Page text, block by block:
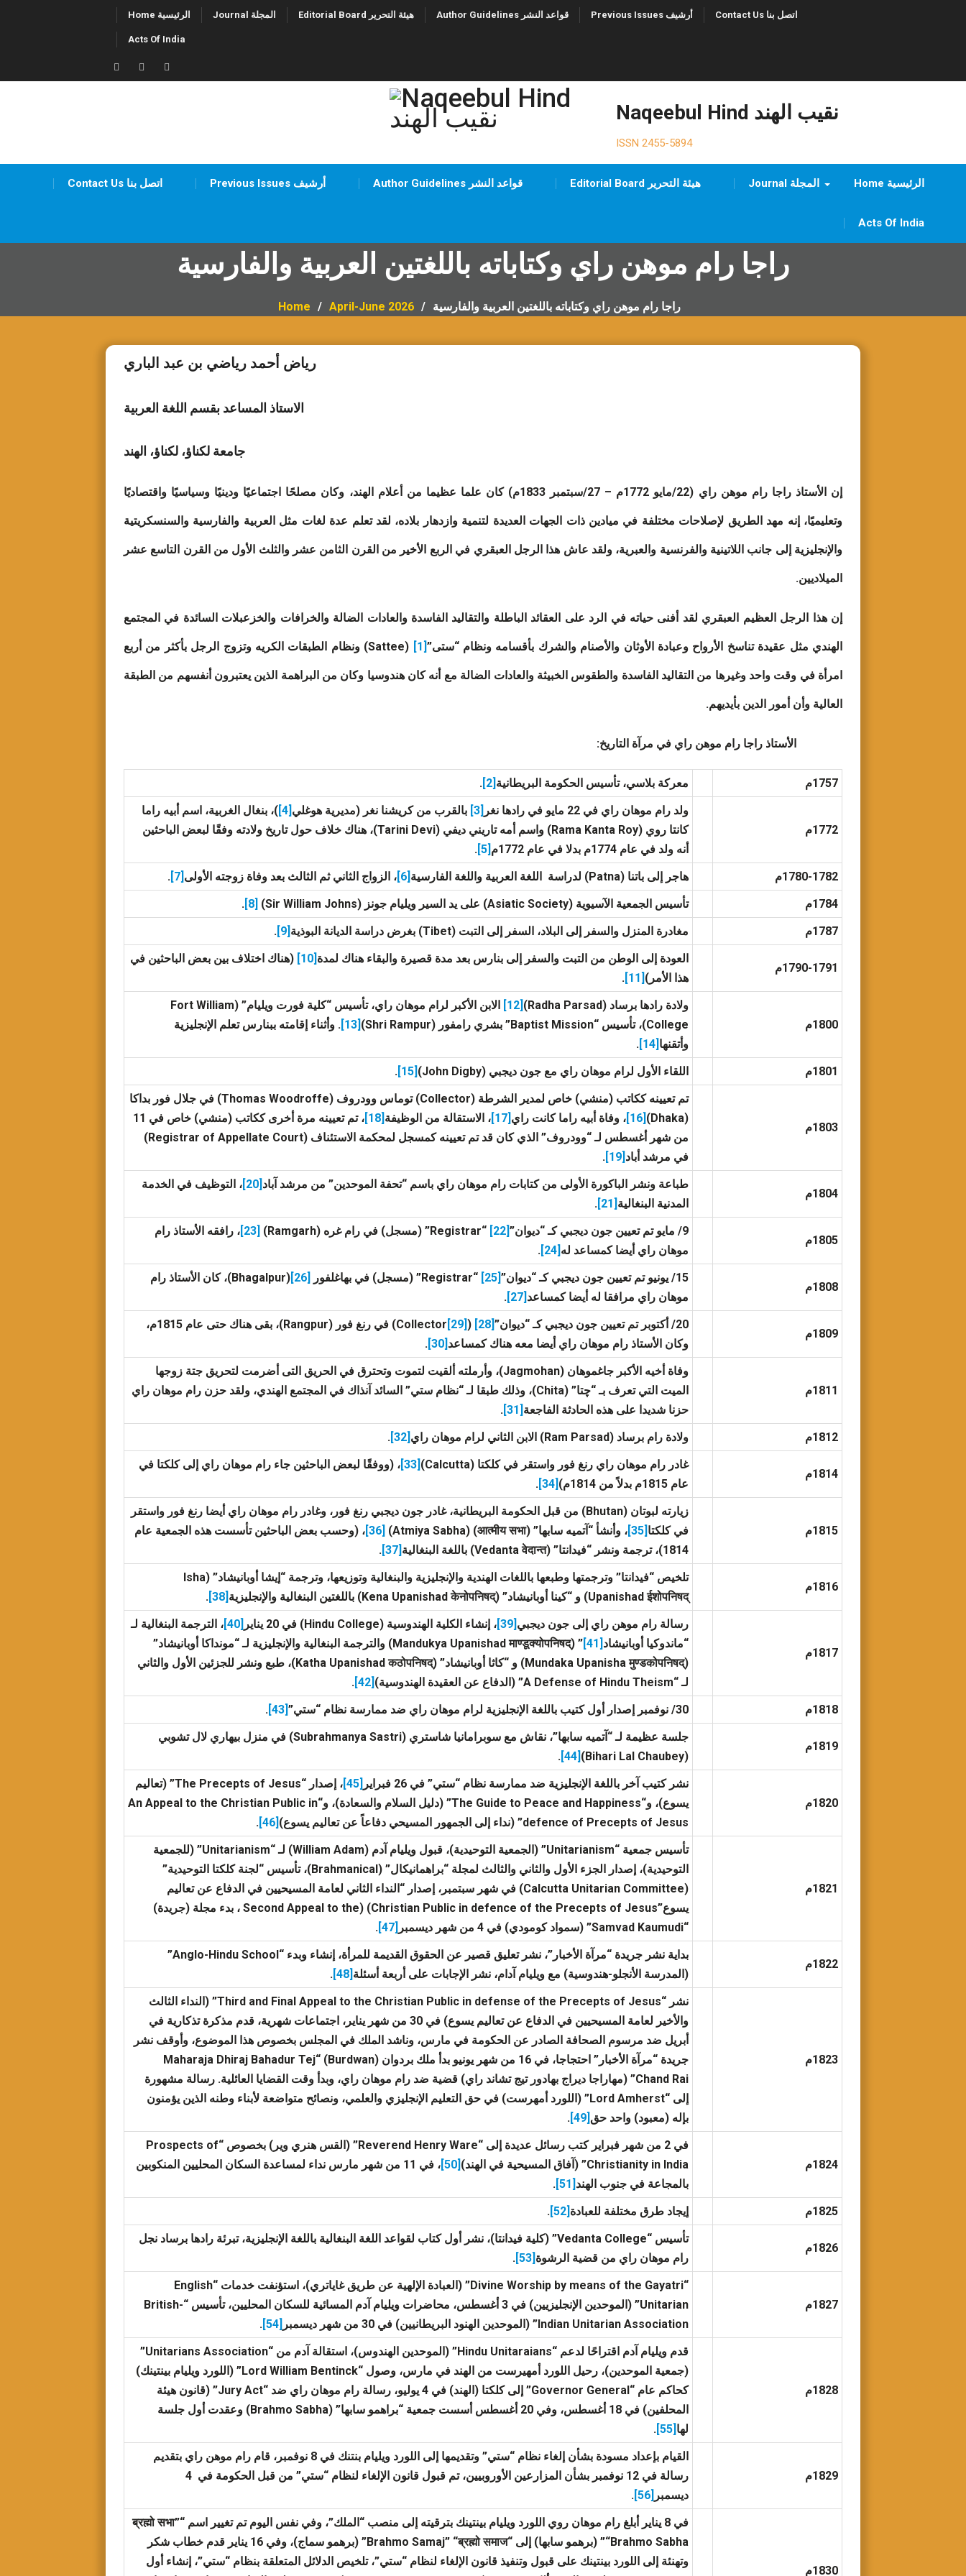
Home الرئيسية Journal المجلة Editorial Board هيئة التحرير Author Guidelines قواعد النشر Previous Issues أرشيف Contact Us اتصل بنا
Acts Of India
TwitterFacebook
LinkedIn
Naqeebul Hind نقيب الهند
ISSN 2455-5894
Home الرئيسية Journal المجلة Editorial Board هيئة التحرير Author Guidelines قواعد النشر Previous Issues أرشيف Contact Us اتصل بنا
Acts Of India
راجا رام موهن راي وكتاباته باللغتين العربية والفارسية
Home April-June 2026 راجا رام موهن راي وكتاباته باللغتين العربية والفارسية
رياض أحمد رياضي بن عبد الباري
الاستاذ المساعد بقسم اللغة العربية
جامعة لكناؤ، لكناؤ، الهند
إن الأستاذ راجا رام موهن راي (22/مايو 1772م – 27/سبتمبر 1833م) كان علما عظيما من أعلام الهند، وكان مصلحًا اجتماعيًا ودينيًا وسياسيًا واقتصاديًا
وتعليميًا، إنه مهد الطريق لإصلاحات مختلفة في ميادين ذات الجهات العديدة لتنمية وازدهار بلاده، لقد تعلم عدة لغات مثل العربية والفارسية والسنسكريتية
والإنجليزية إلى جانب اللاتينية والفرنسية والعبرية، ولقد عاش هذا الرجل العبقري في الربع الأخير من القرن الثامن عشر والثلث الأول من القرن التاسع عشر
الميلاديين.
إن هذا الرجل العظيم العبقري لقد أفنى حياته في الرد على العقائد الباطلة والتقاليد الفاسدة والعادات الضالة والخرافات والخزعبلات السائدة في المجتمع
الهندي مثل عقيدة تناسخ الأرواح وعبادة الأوثان والأصنام والشرك بأقسامه ونظام “ستى”[1] (Sattee) ونظام الطبقات الكريه وتزوج الرجل بأكثر من أربع
امرأة في وقت واحد وغيرها من التقاليد الفاسدة والطقوس الخبيثة والعادات الضالة مع أنه كان هندوسيا وكان من البراهمة الذين يعتبرون أنفسهم من الطبقة
العالية وأن أمور الدين بأيديهم.
الأستاذ راجا رام موهن راي في مرآة التاريخ:
1757م معركة بلاسي، تأسيس الحكومة البريطانية [2]
.
1772م
ولد رام موهان راي في 22 مايو في رادها نغر [3] بالقرب من كريشنا نغر (مديرية هوغلي [4]
)، بنغال الغربية، اسم أبيه راما
كانتا روي (Rama Kanta Roy) واسم أمه تاريني ديفي (Tarini Devi)، هناك خلاف حول تاريخ ولادته وفقًا لبعض الباحثين
أنه ولد في عام 1774م بدلا في عام 1772م
[5]
.
1780-1782م
هاجر إلى باتنا (Patna) لدراسة اللغة العربية واللغة الفارسية [6] ، الزواج الثاني ثم الثالث بعد وفاة زوجته الأولى [7]
.
1784م
تأسيس الجمعية الآسيوية (Asiatic Society) على يد السير ويليام جونز (Sir William Johns) [8]
.
1787م
مغادرة المنزل والسفر إلى البلاد، السفر إلى التبت (Tibet) بغرض دراسة الديانة البوذية [9]
.
1790-1791م
العودة إلى الوطن من التبت والسفر إلى بنارس بعد مدة قصيرة والبقاء هناك لمدة [10]
(هناك اختلاف بين بعض الباحثين في
هذا الأمر) [11]
.
1800م
ولادة رادها برساد (Radha Parsad) [12]
الابن الأكبر لرام موهان راي، تأسيس “كلية فورت ويليام” (Fort William
College)، تأسيس “Baptist Mission” بشري رامفور (Shri Rampur)
[13]
. وأثناء إقامته ببنارس تعلم الإنجليزية
وأتقنها [14]
.
1801م
اللقاء الأول لرام موهان راي مع جون ديجبي (John Digby) [15]
.
1803م
تم تعيينه ككاتب (منشي) خاص لمدير الشرطة (Collector) توماس وودروف (Thomas Woodroffe) في جلال فور بداكا
(Dhaka)
[16] ، وفاة أبيه راما كانت راي [17] ، الاستقالة من الوظيفة [18]
، تم تعيينه مرة أخرى ككاتب (منشي) خاص في 11
من شهر أغسطس لـ “وودروف” الذي كان قد تم تعيينه كمسجل لمحكمة الاستئناف (Registrar of Appellate Court)
في مرشد أباد [19]
.
1804م
طباعة ونشر الباكورة الأولى من كتابات رام موهان راي باسم “تحفة الموحدين” من مرشد آباد [20]
، التوظيف في الخدمة
المدنية البنغالية [21]
.
1805م
9/ مايو تم تعيين جون ديجبي كـ “ديوان” [22] “Registrar” (مسجل) في رام غره (Ramgarh) [23]
، رافقه الأستاذ رام
موهان راي أيضا كمساعد له [24]
.
1808م
15/ يونيو تم تعيين جون ديجبي كـ “ديوان” [25] “Registrar” (مسجل) في بهاغلفور [26]
(Bhagalpur)، كان الأستاذ رام
موهان راي مرافقا له أيضا كمساعد [27]
.
1809م
20/ أكتوبر تم تعيين جون ديجبي كـ “ديوان” [28]
(Collector
[29]
) في رنغ فور (Rangpur)، بقى هناك حتى عام 1815م،
وكان الأستاذ رام موهان راي أيضا معه هناك كمساعد [30]
.
1811م
وفاة أخيه الأكبر جاغموهان (Jagmohan)، وأرملته ألقيت لتموت وتحترق في الحريق التى أضرمت لتحريق جتة زوجها
الميت التي تعرف بـ “چتا” (Chita)، وذلك طبقا لـ “نظام ستي” السائد آنذاك في المجتمع الهندي، ولقد حزن رام موهان راي
حزنا شديدا على هذه الحادثة الفاجعة [31]
.
1812م
ولادة رام برساد (Ram Parsad) الابن الثاني لرام موهان راي [32]
.
1814م
غادر رام موهان راي رنغ فور واستقر في كلكتا (Calcutta) [33]
، (ووفقًا لبعض الباحثين جاء رام موهان راي إلى كلكتا في
عام 1815م بدلاً من 1814م)
[34]
.
1815م
زيارته لبوتان (Bhutan) من قبل الحكومة البريطانية، غادر جون ديجبي رنغ فور، وغادر رام موهان راي أيضا رنغ فور واستقر
في كلكتا [35] ، وأنشأ “آتميه سابها” (आत्मीय सभा) (Atmiya Sabha) [36]
، (وحسب بعض الباحثين تأسست هذه الجمعية عام
1814)، ترجمة ونشر “فيدانتا” (
Vedantaवेदान्त) باللغة البنغالية [37]
.
1816م
تلخيص “فيدانتا” وترجمتها وطبعها باللغات الهندية والإنجليزية والبنغالية وتوزيعها، وترجمة “إيشا أوبانيشاد” (Isha
Upanishadईशोपनिषद्) و “كينا أوبانيشاد” ( Kena Upanishadकेनोपनिषद्) باللغتين البنغالية والإنجليزية [38]
.
1817م
رسالة رام موهن راي إلى جون ديجبي [39] ، إنشاء الكلية الهندوسية (Hindu College) في 20 يناير [40]
، الترجمة البنغالية لـ
“ماندوكيا أوبانيشاد [41]
” (
Mandukya Upanishadमाण्डूक्योपनिषद्) والترجمة البنغالية والإنجليزية لـ “مونداكا أوبانيشاد”
(
Mundaka Upanishaमुण्डकोपनिषद्) و “كاثا أوبانيشاد” ( Katha Upanishadकठोपनिषद्)، طبع ونشر للجزئين الأول والثاني
لـ “A Defense of Hindu Theism” (الدفاع عن العقيدة الهندوسية)
[42]
.
1818م
30/ نوفمبر إصدار أول كتيب باللغة الإنجليزية لرام موهان راي ضد ممارسة نظام “ستي” [43]
.
1819م
جلسة عظيمة لـ “آتميه سابها”، نقاش مع سوبرامانيا شاستري (Subrahmanya Sastri) في منزل بيهاري لال تشوبي
(Bihari Lal Chaubey)
[44]
.
1820م
نشر كتيب آخر باللغة الإنجليزية ضد ممارسة نظام “ستي” في 26 فبراير [45]
، إصدار “The Precepts of Jesus” (تعاليم
يسوع)، و“The Guide to Peace and Happiness” (دليل السلام والسعادة)، و“An Appeal to the Christian Public in
defence of Precepts of Jesus” (نداء إلى الجمهور المسيحي دفاعاً عن تعاليم يسوع)
[46]
.
1821م
تأسيس جمعية “Unitarianism” (الجمعية التوحيدية)، قبول ويليام آدم (William Adam) لـ “Unitarianism” (للجمعية
التوحيدية)، إصدار الجزء الأول والثاني والثالث لمجلة “براهمانيكال” (Brahmanical)، تأسيس “لجنة كلكتا التوحيدية”
(Calcutta Unitarian Committee) في شهر سبتمبر، إصدار “النداء الثاني لعامة المسيحيين في الدفاع عن تعاليم
يسوع”Second Appeal to the) (Christian Public in defence of the Precepts of Jesus ، بدء مجلة (جريدة)
“Samvad Kaumudi” (سمواد كومودي) في 4 من شهر ديسمبر
[47]
.
1822م
بداية نشر جريدة “مرآة الأخبار”، نشر تعليق قصير عن الحقوق القديمة للمرأة، إنشاء وبدء “Anglo-Hindu School”
(المدرسة الأنجلو-هندوسية) مع ويليام آدام، نشر الإجابات على أربعة أسئلة [48]
.
1823م
نشر “Third and Final Appeal to the Christian Public in defense of the Precepts of Jesus” (النداء الثالث
والأخير لعامة المسيحيين في الدفاع عن تعاليم يسوع) في 30 من شهر يناير، اجتماعات شهرية، قدم مذكرة تذكارية في
أبريل ضد مرسوم الصحافة الصادر عن الحكومة في مارس، وناشد الملك في المجلس بخصوص هذا الموضوع، وأوقف نشر
جريدة “مرآة الأخبار” احتجاجا، في 16 من شهر يونيو بدأ ملك بردوان (Burdwan) “Maharaja Dhiraj Bahadur Tej
Chand Rai” (مهاراجا ديراج بهادور تيج تشاند راي) قضية ضد رام موهان راي، وبدأ وقت القضايا العائلية. رسالة مشهورة
إلى “Lord Amherst” (اللورد أمهرست) في حق التعليم الإنجليزي والعلمي، ونصائح متواضعة لأبناء وطنه الذين يؤمنون
بإله (معبود) واحد حق [49]
.
1824م
في 2 من شهر فبراير كتب رسائل عديدة إلى “Reverend Henry Ware” (القس هنري وير) بخصوص “Prospects of
Christianity in India” (آفاق المسيحية في الهند)
[50]
، في 11 من شهر مارس نداء لمساعدة السكان المحليين المنكوبين
بالمجاعة في جنوب الهند [51]
.
1825م
إيجاد طرق مختلفة للعبادة [52]
.
1826م
تأسيس “Vedanta College” (كلية فيدانتا)، نشر أول كتاب لقواعد اللغة البنغالية باللغة الإنجليزية، تبرئة رادها برساد نجل
رام موهان راي من قضية الرشوة [53]
.
1827م
“Divine Worship by means of the Gayatri” (العبادة الإلهية عن طريق غاياتري)، استؤنفت خدمات “English
Unitarian” (الموحدين الإنجليزيين) في 3 أغسطس، محاضرات ويليام آدم المسائية للسكان المحليين، تأسيس “British-
Indian Unitarian Association” (الموحدين الهنود البريطانيين) في 30 من شهر ديسمبر
[54]
.
1828م
قدم ويليام آدم اقتراحًا لدعم “Hindu Unitaraians” (الموحدين الهندوس)، استقالة آدم من “Unitarians Association”
(جمعية الموحدين)، رحيل اللورد أمهيرست من الهند في مارس، وصول “Lord William Bentinck” (اللورد ويليام بينتينك)
كحاكم عام “Governor General” إلى كلكتا (الهند) في 4 يوليو، رسالة رام موهان راي ضد “Jury Act” (قانون هيئة
المحلفين) في 18 أغسطس، وفي 20 أغسطس أسست جمعية “براهمو سابها” (Brahmo Sabha) وعقدت أول جلسة
لها [55]
.
1829م
القيام بإعداد مسودة بشأن إلغاء نظام “ستي” وتقديمها إلى اللورد ويليام بنتنك في 8 نوفمبر، قام رام موهن راي بتقديم
رسالة في 12 نوفمبر بشأن المزارعين الأوروبيين، تم قبول قانون الإلغاء لنظام “ستي” من قبل الحكومة في 4
ديسمبر [56]
.
1830م
في 8 يناير أبلغ رام موهان روي اللورد ويليام بينتينك بترقيته إلى منصب “الملك”، وفي نفس اليوم تم تغيير اسم “ब्रह्मो सभा”
“Brahmo Sabha” (برهمو سابها) إلى “Brahmo Samaj” “ब्रह्मो समाज” (برهمو سماج)، وفي 16 يناير قدم خطاب شكر
وتهنئة إلى اللورد بينتينك على قبول وتنفيذ قانون الإلغاء لنظام “ستي”، تلخيص الدلائل المتعلقة بنظام “ستي”، إنشاء أول